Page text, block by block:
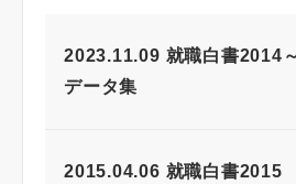
2023.11.09 就職白書2014
データ集
2015.04.06 就職白書2015